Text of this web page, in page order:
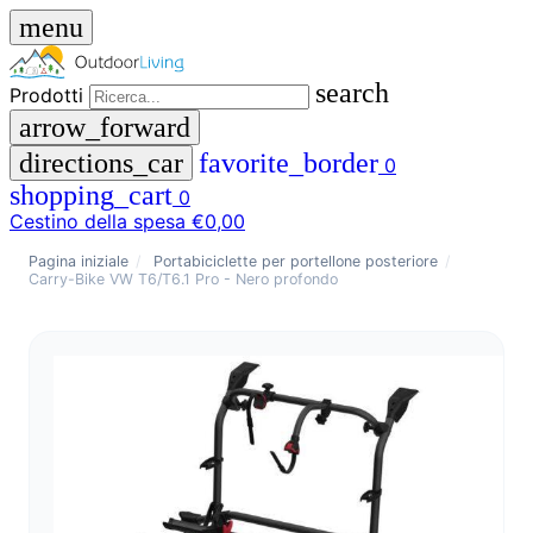
menu
Prodotti
search
arrow_forward
directions_car favorite_border 0
shopping_cart 0
Cestino della spesa €0,00
close
Pagina iniziale / Portabiciclette per portellone posteriore /
Carry-Bike VW T6/T6.1 Pro - Nero profondo